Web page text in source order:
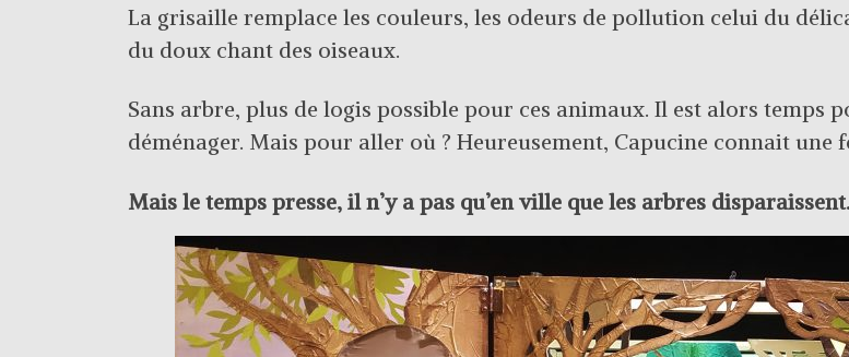
La grisaille remplace les couleurs, les odeurs de pollution celui du
du doux chant des oiseaux.
Sans arbre, plus de logis possible pour ces animaux. Il est alors temps
déménager. Mais pour aller où ? Heureusement, Capucine connait
Mais le temps presse, il n’y a pas qu’en ville que les arbres